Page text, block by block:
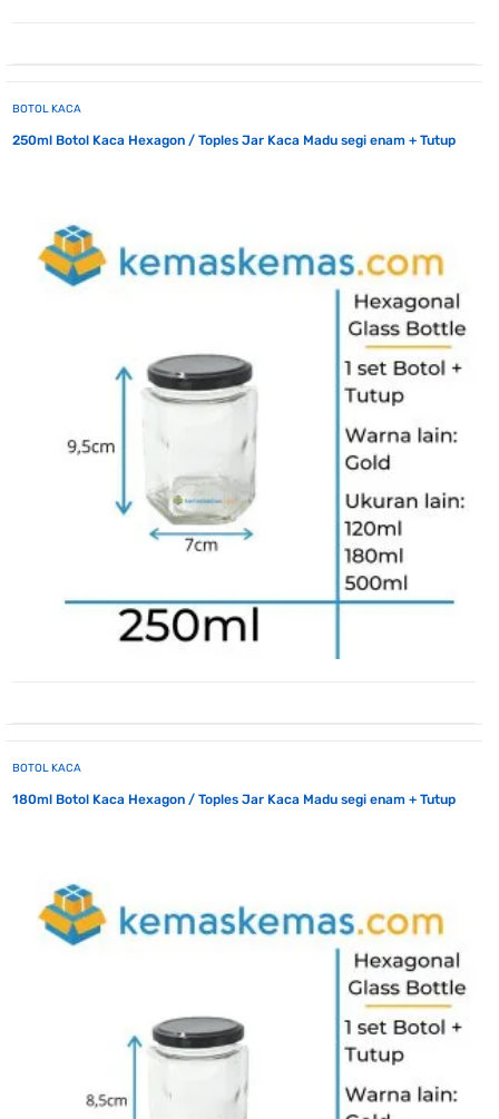
BOTOL KACA
250ml Botol Kaca Hexagon / Toples Jar Kaca Madu segi enam + Tutup
BOTOL KACA
180ml Botol Kaca Hexagon / Toples Jar Kaca Madu segi enam + Tutup